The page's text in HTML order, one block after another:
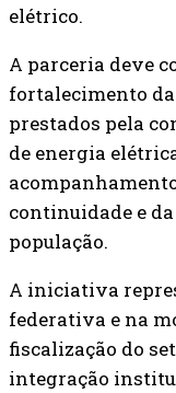
elétrico.
A parceria deve
fortalecimento
prestados pela
de energia
continuidade e
população.
A iniciativa
federativa e na
fiscalização do
integração